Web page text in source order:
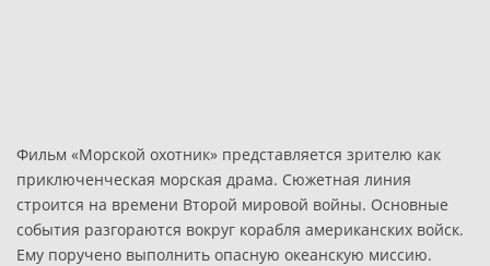
Фильм «Морской охотник» представляется зрителю как
приключенческая морская драма. Сюжетная линия
строится на времени Второй мировой войны. Основные
события разгораются вокруг корабля американских войск.
Ему поручено выполнить опасную океанскую миссию.